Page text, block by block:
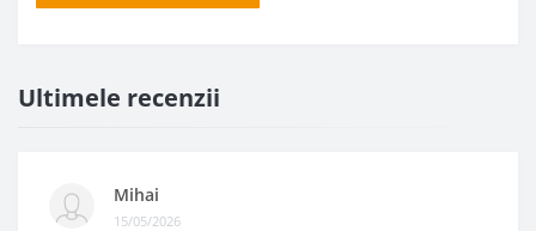
Ultimele recenzii
Mihai
15/05/2026